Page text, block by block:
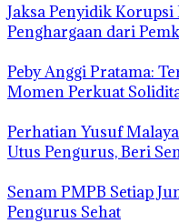
Jaksa Penyidik
Penghargaan dari
Peby Anggi Pratama:
Momen Perkuat
Perhatian Yusuf
Utus Pengurus, Beri
Senam PMPB Setiap
Pengurus Sehat